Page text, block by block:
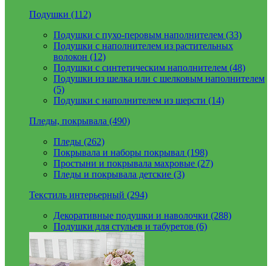
Подушки (112)
Подушки с пухо-перовым наполнителем (33)
Подушки с наполнителем из растительных
волокон (12)
Подушки с синтетическим наполнителем (48)
Подушки из шелка или с шелковым наполнителем
(5)
Подушки с наполнителем из шерсти (14)
Пледы, покрывала (490)
Пледы (262)
Покрывала и наборы покрывал (198)
Простыни и покрывала махровые (27)
Пледы и покрывала детские (3)
Текстиль интерьерный (294)
Декоративные подушки и наволочки (288)
Подушки для стульев и табуретов (6)